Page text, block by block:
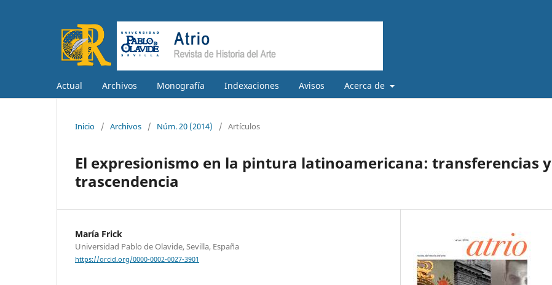
Actual Archivos Monografía Indexaciones Avisos Acerca de
Inicio / Archivos / Núm. 20 (2014) / Artículos
El expresionismo en la pintura latinoamericana: transferencias y
trascendencia
María Frick
Universidad Pablo de Olavide, Sevilla, España
https://orcid.org/0000-0002-0027-3901